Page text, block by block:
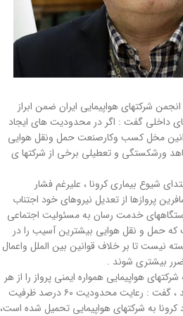
شرکتهای هواپیمایی ایران ضمن ابراز
داخلی گفت : اگر در محدوديت هاي ايجاد
مخل كسب وكارصنعت حمل ونقل هوايي
ورشكستگي و تعطیلی برخی از شرکتها ي
شیوع بیماری کرونا ، عليرغم فشار
پروازها از تعديل نيروهاي خود اجتناب
خدمت رسان به مسئوليت اجتماعي
که حمل و نقل هوایی بیشترین آسیب را در
نیست تا بر خلاف قوانین بین الملل واعمال
بیشتری شوند .
هواپیمایی همواره ایمنی پرواز را از هر
جنبه سرلوحه کار خود قرار می دهند ، گفت : رعایت محدودیت ۶۰ درصد ظرفیت
به شركتهاي هواپيمايي تحميل شده است،